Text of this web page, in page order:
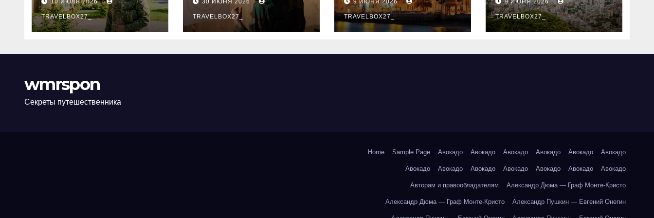
программе НИС и
перечень
аккредитованных
10 ИЮЛЯ 2026
TRAVELBOX27_
новый уровень
праздника и
командного духа
30 ИЮНЯ 2026
TRAVELBOX27_
9 ИЮНЯ 2026
TRAVELBOX27_
знали
9 ИЮНЯ 2026
TRAVELBOX27_
wmrspon
Секреты путешественника
Home Sample Page Авокадо Авокадо Авокадо Авокадо Авокадо Авокадо
Авокадо Авокадо Авокадо Авокадо Авокадо Авокадо Авокадо
Авторам и правообладателям Александр Дюма — Граф Монте-Кристо
Александр Дюма — Граф Монте-Кристо Александр Пушкин — Евгений Онегин